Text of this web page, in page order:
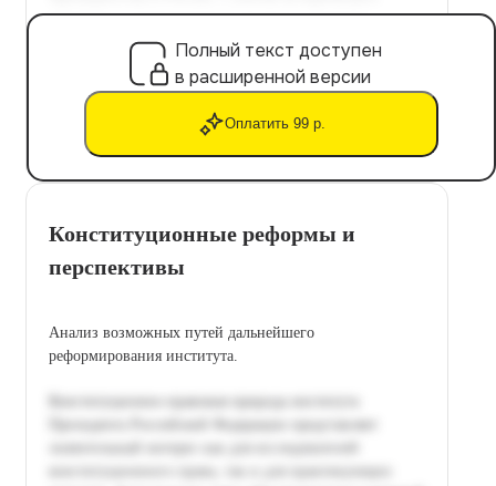
Полный текст доступен
в расширенной версии
Оплатить 99 р.
Конституционные реформы и
перспективы
Анализ возможных путей дальнейшего
реформирования института.